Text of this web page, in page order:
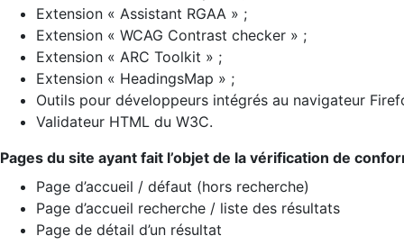
Extension « Assistant RGAA » ;
Extension « WCAG Contrast checker » ;
Extension « ARC Toolkit » ;
Extension « HeadingsMap » ;
Outils pour développeurs intégrés au navigateur
Validateur HTML du W3C.
Pages du site ayant fait l’objet de la vérification de
Page d’accueil / défaut (hors recherche)
Page d’accueil recherche / liste des résultats
Page de détail d’un résultat